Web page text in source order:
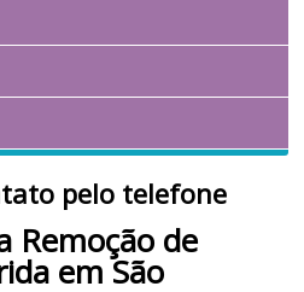
pelo telefone
Remoção de
em São